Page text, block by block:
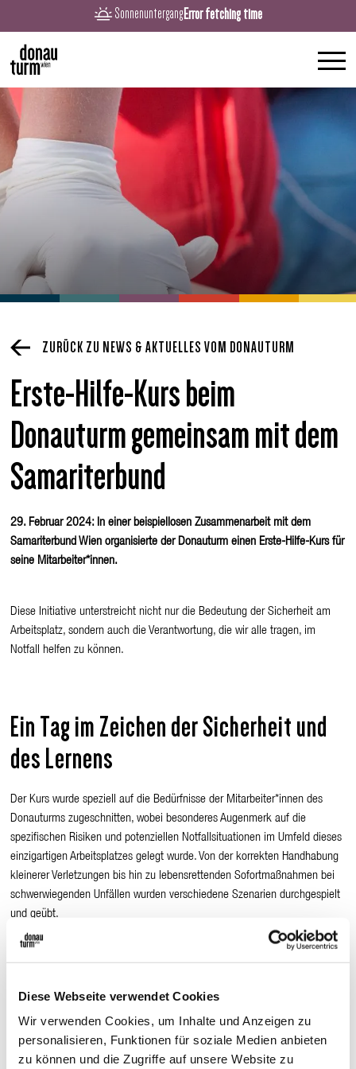
Diese Webseite verwendet Cookies
Wir verwenden Cookies, um Inhalte und Anzeigen zu
personalisieren, Funktionen für soziale Medien anbieten
zu können und die Zugriffe auf unsere Website zu
SonnenuntergangError fetching time
ZURÜCK ZU NEWS & AKTUELLES VOM DONAUTURM
Erste-Hilfe-Kurs beim
Donauturm gemeinsam mit dem
Samariterbund
29. Februar 2024: In einer beispiellosen Zusammenarbeit mit dem
Samariterbund Wien organisierte der Donauturm einen Erste-Hilfe-Kurs für
seine Mitarbeiter*innen.
Diese Initiative unterstreicht nicht nur die Bedeutung der Sicherheit am
Arbeitsplatz, sondern auch die Verantwortung, die wir alle tragen, im
Notfall helfen zu können.
Ein Tag im Zeichen der Sicherheit und
des Lernens
Der Kurs wurde speziell auf die Bedürfnisse der Mitarbeiter*innen des
Donauturms zugeschnitten, wobei besonderes Augenmerk auf die
spezifischen Risiken und potenziellen Notfallsituationen im Umfeld dieses
einzigartigen Arbeitsplatzes gelegt wurde. Von der korrekten Handhabung
kleinerer Verletzungen bis hin zu lebensrettenden Sofortmaßnahmen bei
schwerwiegenden Unfällen wurden verschiedene Szenarien durchgespielt
und geübt.
Die Bedeutung der Ersten Hilfe im
Arbeitsumfeld
Dieser Erste-Hilfe-Kurs diente nicht nur dazu, die Fähigkeiten der
Mitarbeiter*innen zu verbessern, sondern auch das Bewusstsein für die